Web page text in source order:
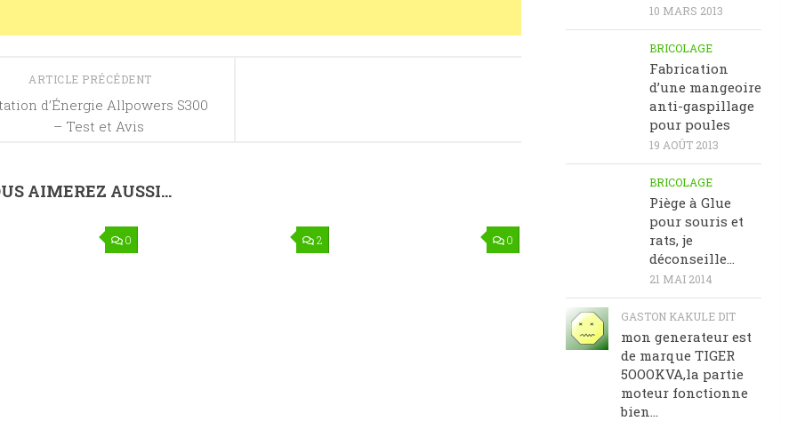
ARTICLE PRÉCÉDENT
d’Énergie Allpowers S300
– Test et Avis
AIMEREZ AUSSI...
0 2 0
10 MARS 2013
BRICOLAGE
Fabrication
d’une mangeoire
anti-gaspillage
pour poules
19 AOÛT 2013
BRICOLAGE
Piège à Glue
pour souris et
rats, je
déconseille…
21 MAI 2014
GASTON KAKULE DIT
mon generateur est
de marque TIGER
5OOOKVA,la partie
moteur fonctionne
bien...